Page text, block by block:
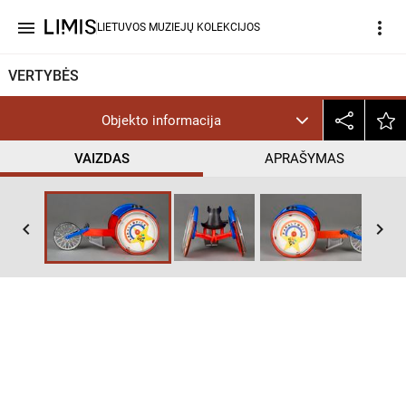
menu LIETUVOS MUZIEJŲ KOLEKCIJOS more_vert
VERTYBĖS
Objekto informacija
VAIZDAS APRAŠYMAS
keyboard_arrow_left keyboard_arrow_right